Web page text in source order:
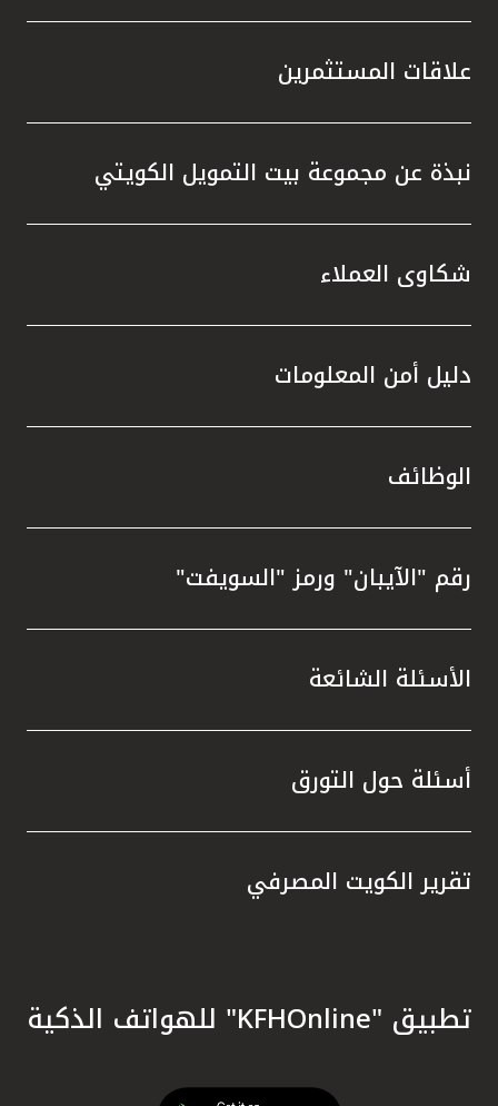
علاقات المستثمرين
نبذة عن مجموعة بيت التمويل الكويتي
شكاوى العملاء
دليل أمن المعلومات
الوظائف
رقم "الآيبان" ورمز "السويفت"
الأسئلة الشائعة
أسئلة حول التورق
تقرير الكويت المصرفي
تطبيق "KFHOnline" للهواتف الذكية